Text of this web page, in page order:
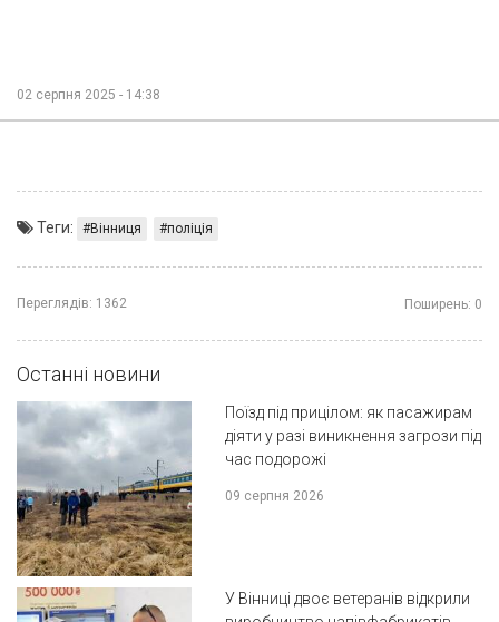
02 серпня 2025 - 14:38
Теги: Вінниця поліція
Переглядів: 1362 Поширень: 0
Останні новини
Поїзд під прицілом: як пасажирам
діяти у разі виникнення загрози під
час подорожі
09 серпня 2026
У Вінниці двоє ветеранів відкрили